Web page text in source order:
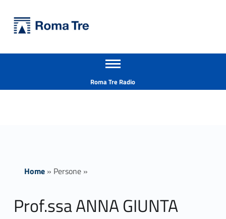
Prof.ssa ANNA GIUNTA - Università Roma Tre
Apri il menu secondario
Roma Tre Radio
Home» Persone»
Prof.ssa ANNA GIUNTA